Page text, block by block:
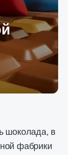
шоколада, в
фабрики